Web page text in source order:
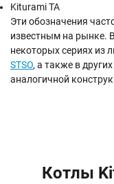
Kiturami TA
Эти обозначения
известным на рынке.
некоторых сериях из
STSO, а также в
аналогичной
Котлы